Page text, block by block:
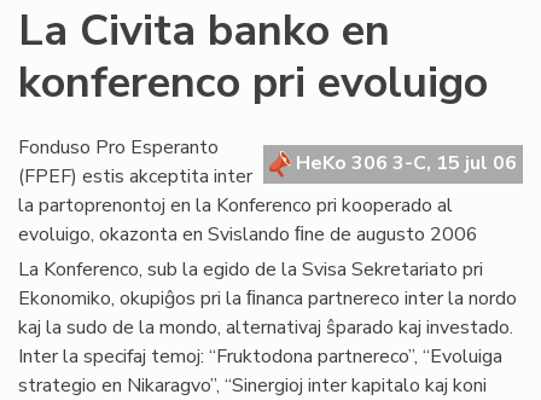
La Civita banko en
konferenco pri evoluigo
HeKo 306 3-C, 15 jul 06
Fonduso Pro Esperanto
(FPEF) estis akceptita inter
la partoprenontoj en la Konferenco pri kooperado al
evoluigo, okazonta en Svislando ﬁne de augusto 2006
La Konferenco, sub la egido de la Svisa Sekretariato pri
Ekonomiko, okupiĝos pri la ﬁnanca partnereco inter la nordo
kaj la sudo de la mondo, alternativaj ŝparado kaj investado.
Inter la specifaj temoj: “Fruktodona partnereco”, “Evoluiga
strategio en Nikaragvo”, “Sinergioj inter kapitalo kaj koni